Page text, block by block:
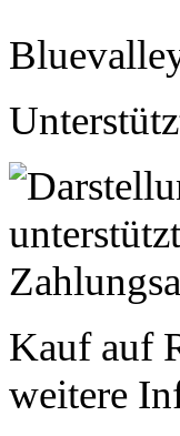
Kauf auf
weitere